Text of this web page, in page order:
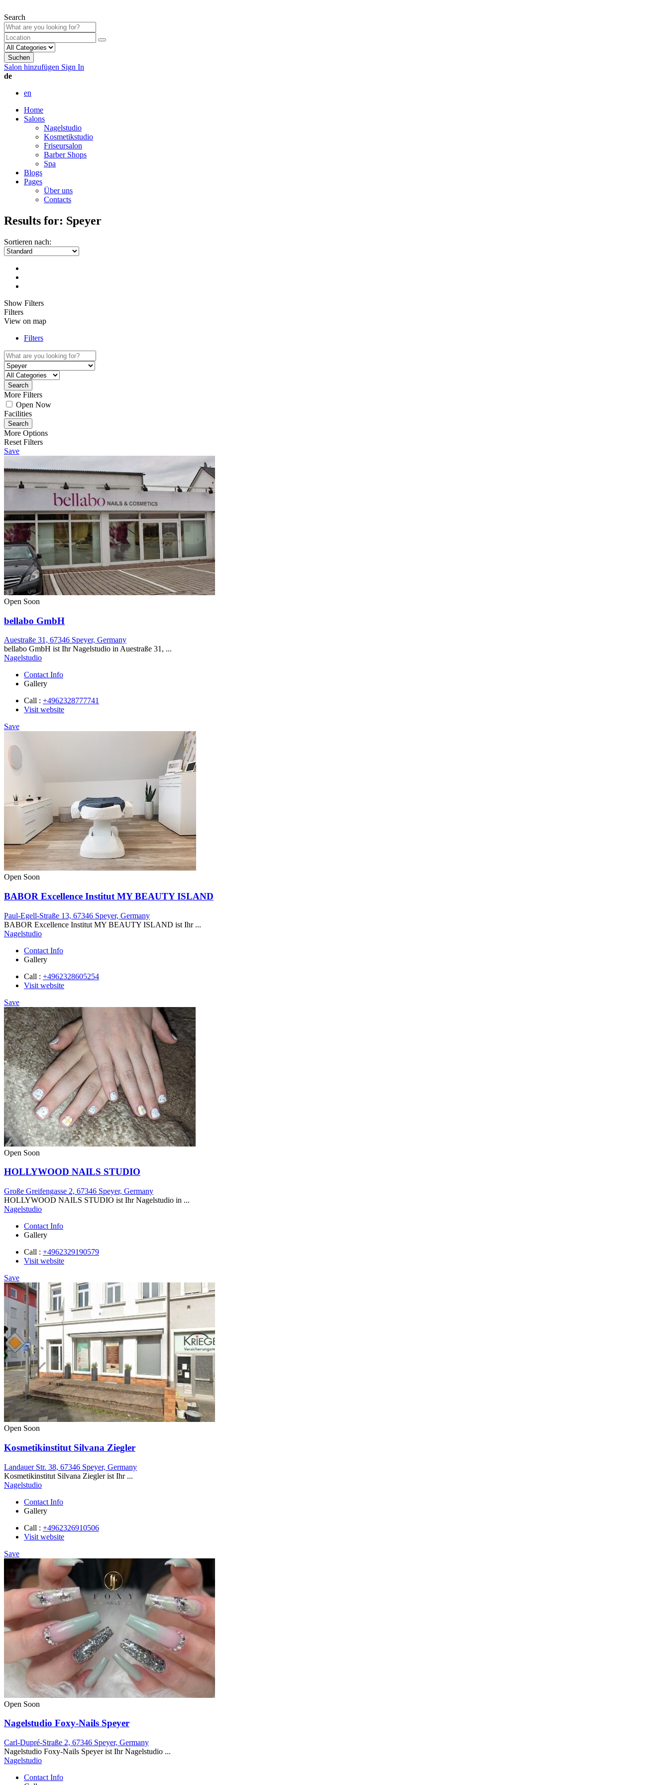
Search
Suchen
Salon hinzufügen Sign In
de
en
Home
Salons
Nagelstudio
Kosmetikstudio
Friseursalon
Barber Shops
Spa
Blogs
Pages
Über uns
Contacts
Results for: Speyer
Sortieren nach:
Show Filters
Filters
View on map
Filters
Search
More Filters
Open Now
Facilities
Search
More Options
Reset Filters
Save
Open Soon
bellabo GmbH
Auestraße 31, 67346 Speyer, Germany
bellabo GmbH ist Ihr Nagelstudio in Auestraße 31, ...
Nagelstudio
Contact Info
Gallery
Call : +4962328777741
Visit website
Save
Open Soon
BABOR Excellence Institut MY BEAUTY ISLAND
Paul-Egell-Straße 13, 67346 Speyer, Germany
BABOR Excellence Institut MY BEAUTY ISLAND ist Ihr ...
Nagelstudio
Contact Info
Gallery
Call : +4962328605254
Visit website
Save
Open Soon
HOLLYWOOD NAILS STUDIO
Große Greifengasse 2, 67346 Speyer, Germany
HOLLYWOOD NAILS STUDIO ist Ihr Nagelstudio in ...
Nagelstudio
Contact Info
Gallery
Call : +4962329190579
Visit website
Save
Open Soon
Kosmetikinstitut Silvana Ziegler
Landauer Str. 38, 67346 Speyer, Germany
Kosmetikinstitut Silvana Ziegler ist Ihr ...
Nagelstudio
Contact Info
Gallery
Call : +4962326910506
Visit website
Save
Open Soon
Nagelstudio Foxy-Nails Speyer
Carl-Dupré-Straße 2, 67346 Speyer, Germany
Nagelstudio Foxy-Nails Speyer ist Ihr Nagelstudio ...
Nagelstudio
Contact Info